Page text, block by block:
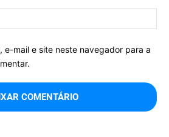
e-mail e site neste navegador para a